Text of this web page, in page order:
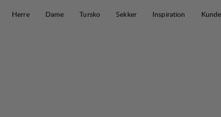
Herre
Dame Tursko Sekker Inspiration